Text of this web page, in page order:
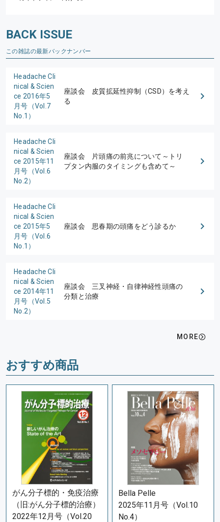
BACK ISSUE
この雑誌の最新バックナンバー
Headache Cli
nical & Scien
ce 2016年5
月号（Vol.7
No.1）
座談会 皮質拡延性抑制（CSD）を考え
る
Headache Cli
nical & Scien
ce 2015年11
月号（Vol.6
No.2）
座談会 片頭痛の前兆について～トリ
プタン内服のタイミングも含めて～
Headache Cli
nical & Scien
ce 2015年5
月号（Vol.6
No.1）
座談会 思春期の頭痛をどう診るか
Headache Cli
nical & Scien
ce 2014年11
月号（Vol.5
No.2）
座談会 三叉神経・自律神経性頭痛の
分類と治療
MORE
おすすめ商品
がん分子標的・免疫治療
（旧:がん分子標的治療）
2022年12月号（Vol.20
Bella Pelle
2025年11月号（Vol.10
No.4）